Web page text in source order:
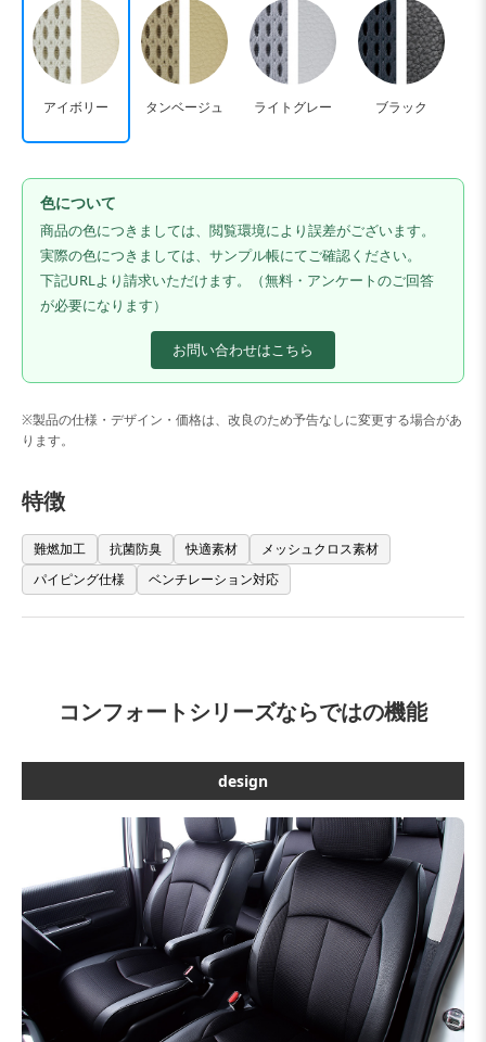
アイボリー タンベージュ ライトグレー ブラック
色について
商品の色につきましては、閲覧環境により誤差がございます。
実際の色につきましては、サンプル帳にてご確認ください。
下記URLより請求いただけます。（無料・アンケートのご回答
が必要になります）
お問い合わせはこちら
※製品の仕様・デザイン・価格は、改良のため予告なしに変更する場合があ
ります。
特徴
難燃加工 抗菌防臭 快適素材
メッシュクロス素材
パイピング仕様
ベンチレーション対応
コンフォートシリーズならではの機能
design